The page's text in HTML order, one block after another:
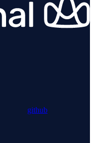
github